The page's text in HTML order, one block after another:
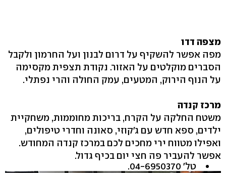
מצפה דדו
מפה אפשר להשקיף על דרום לבנון ועל החרמון ולקבל
הסברים מוקלטים על האזור. נקודת תצפית מקסימה
על הנוף הירוק, המטעים, עמק החולה והרי נפתלי.
מרכז קנדה
משטח החלקה על הקרח, בריכות מחוממות, משחקיית
ילדים, ספא חדש עם ג'קוזי, סאונה וחדרי טיפולים,
ואפילו מטווח ירי מחכים לכם במרכז קנדה המחודש.
אפשר להעביר פה חצי יום בכיף גדול.
טל' ‭.04-6950370‬